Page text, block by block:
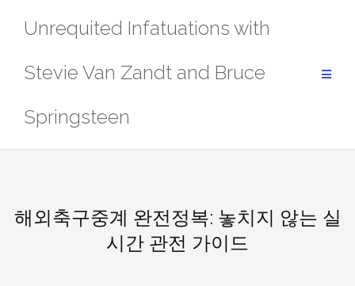
Unrequited Infatuations with
Stevie Van Zandt and Bruce
Springsteen
해외축구중계 완전정복: 놓치지 않는 실
시간 관전 가이드